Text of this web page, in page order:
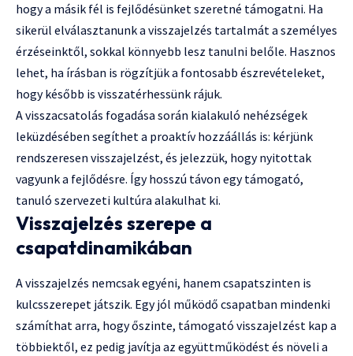
hogy a másik fél is fejlődésünket szeretné támogatni. Ha
sikerül elválasztanunk a visszajelzés tartalmát a személyes
érzéseinktől, sokkal könnyebb lesz tanulni belőle. Hasznos
lehet, ha írásban is rögzítjük a fontosabb észrevételeket,
hogy később is visszatérhessünk rájuk.
A visszacsatolás fogadása során kialakuló nehézségek
leküzdésében segíthet a proaktív hozzáállás is: kérjünk
rendszeresen visszajelzést, és jelezzük, hogy nyitottak
vagyunk a fejlődésre. Így hosszú távon egy támogató,
tanuló szervezeti kultúra alakulhat ki.
Visszajelzés szerepe a
csapatdinamikában
A visszajelzés nemcsak egyéni, hanem csapatszinten is
kulcsszerepet játszik. Egy jól működő csapatban mindenki
számíthat arra, hogy őszinte, támogató visszajelzést kap a
többiektől, ez pedig javítja az együttműködést és növeli a